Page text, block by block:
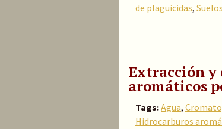
de plaguicidas,
Extracción y
aromáticos
Tags:Agua,
Hidrocarburos